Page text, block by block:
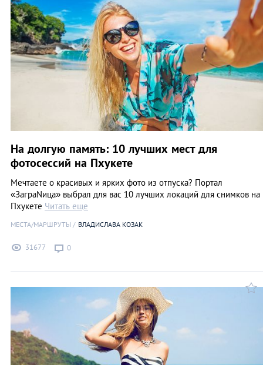
На долгую память: 10 лучших мест для
фотосессий на Пхукете
Мечтаете о красивых и ярких фото из отпуска? Портал
«ЗаграNица» выбрал для вас 10 лучших локаций для снимков на
Пхукете Читать еще
МЕСТА/МАРШРУТЫ ВЛАДИСЛАВА КОЗАК
31677 0